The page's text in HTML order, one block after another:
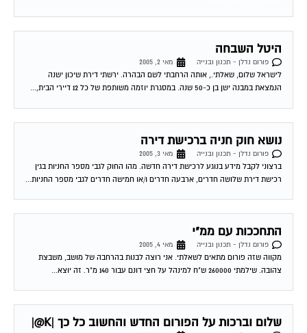
היטל השבחה
פורום נדלן - תכנון ובנייה
מאי 2, 2005
לישראל שלום, שאלתי., אותה הרחבתי לשם הבהרה. ירשתי דירת שיכון ישנה
הנמצאת במבנה ישן בן כ-50 שנה. במסגרת יוזמה משותפת של כל 12 דיירי הבית,...
נושא חוק חניה ברכישת דירה
פורום נדלן - תכנון ובנייה
מאי 3, 2005
ברצוני לקבל מידע בנוגע לרכישת דירה חדשה. מהו החוק לגבי מספר החניות בגין
רכישת דירת שלושה חדרים, ארבעה חדרים ו/או חמישה חדרים לגבי מספר החניות...
התחככות עם ממ"י
פורום נדלן - תכנון ובנייה
מאי 4, 2005
מקווה שזה פורום מתאים לשאלתי. אני רוצה לבנות בהרחבה של מושב, משבצת
צהובה. שילמתי 260000 ש"ח למינהל על חצי דונם עבור 140 מ"ר. זה יוצא...
שלום וברכות על הפורום החדש והחשוב כל כך |K@|